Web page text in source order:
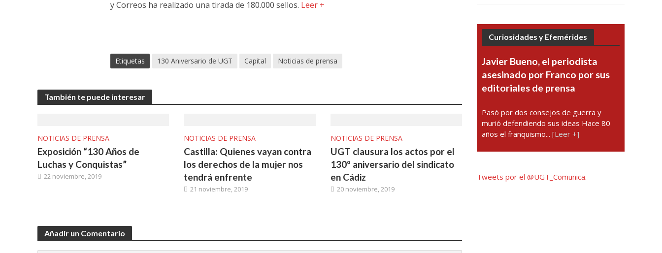
y Correos ha realizado una tirada de 180.000 sellos. Leer +
Etiquetas 130 Aniversario de UGT Capital Noticias de prensa
También te puede interesar
NOTICIAS DE PRENSA
Exposición “130 Años de
Luchas y Conquistas”
22 noviembre, 2019
NOTICIAS DE PRENSA
Castilla: Quienes vayan contra
los derechos de la mujer nos
tendrá enfrente
21 noviembre, 2019
NOTICIAS DE PRENSA
UGT clausura los actos por el
130º aniversario del sindicato
en Cádiz
20 noviembre, 2019
Añadir un Comentario
Curiosidades y Efemérides
Javier Bueno, el periodista
asesinado por Franco por sus
editoriales de prensa
Pasó por dos consejos de guerra y
murió defendiendo sus ideas Hace 80
años el franquismo...[Leer +]
Tweets por el @UGT_Comunica.